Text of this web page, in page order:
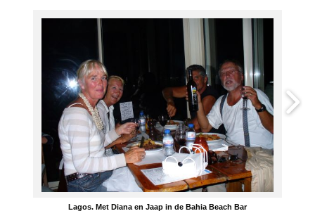
Lagos. Met Diana en Jaap in de Bahia Beach Bar